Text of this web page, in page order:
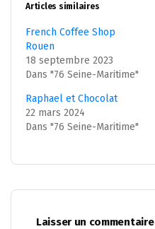
Articles similaires
French Coffee Shop
Rouen
18 septembre 2023
Dans "76 Seine-Maritime"
Raphael et Chocolat
22 mars 2024
Dans "76 Seine-Maritime"
Laisser un commentaire